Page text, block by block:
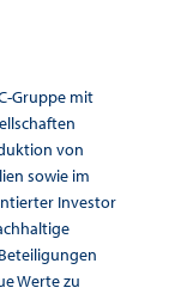
Gruppe mit
von
sowie im
Investor
Werte zu